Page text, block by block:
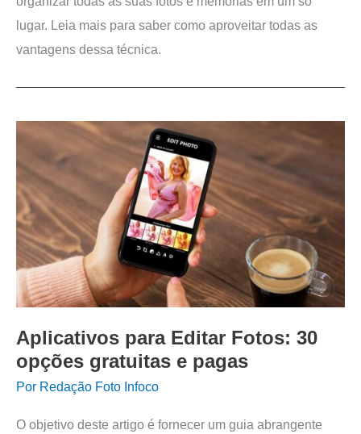
lugar. Leia mais para saber como aproveitar todas as
vantagens dessa técnica.
Aplicativos para Editar Fotos: 30
opções gratuitas e pagas
Por Redação Foto Infoco
O objetivo deste artigo é fornecer um guia abrangente